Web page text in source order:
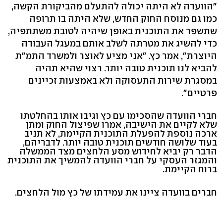
"הוועדה לא היתה יכולה להתעלם מהביקורת הקשה,
כמו גם מנוסח החוק החדש, שלא היתה בו תרופה
שתשפר את התוכנית באופן שיהיה לטובת משתתפיה,
כדי להשיג את מטרתה לשלב אותם במעגל העבודה
היוצרת", אמר כץ. "אני מציע לאוצר ולמשרד התמ"ת
להביא לנו תוכנית טובה יותר. רצוי שהיא תהיה
במסגרת שירות התעסוקה ולא באמצעות זכיינים
פרטיים".
חברי הוועדה שהסכימו עם כץ וגיבו אותו בהחלטתו
שלא לקיים את הישיבה, אמרו שפיצול החוק ומתן
ארכה נוספת להפעלת התוכנית הקיימת, לא תניב
בעוד שלושה חודשים תוכנית טובה יותר. לדבריהם,
הדבר רק יביא לחידוש מסע הלחצים מצד הממשלה
והמגזר העסקי על חברי הוועדה להמשיך את התוכנית
ברוח הקיימת.
חברים בוועדה ציינו את עמידתו של כץ מול הלחצים.